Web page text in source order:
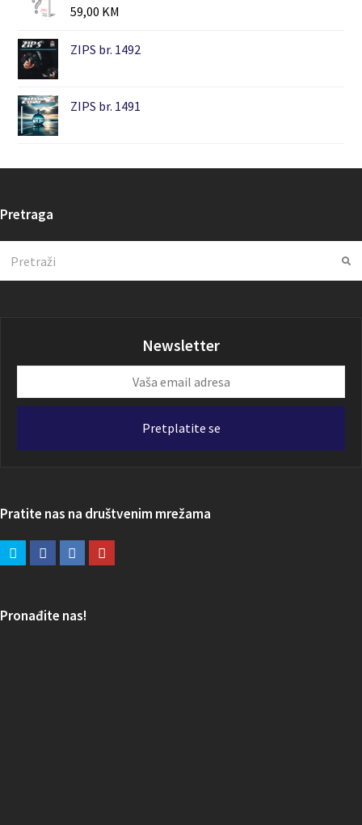
59,00 KM
ZIPS br. 1492
ZIPS br. 1491
Pretraga
Newsletter
email
Pretplatite se
Pratite nas na društvenim mrežama
Pronađite nas!